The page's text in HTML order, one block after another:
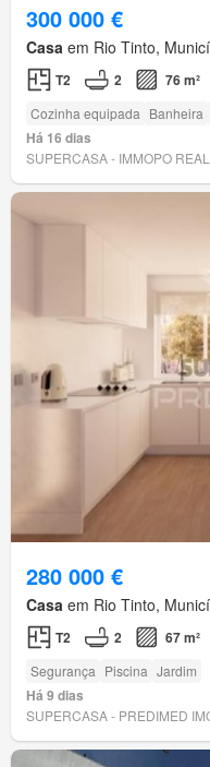
300 000 €
Casa em Rio Tinto,
T2 2 76 m²
Cozinha equipada Banheira
Há 16 dias
SUPERCASA - IMMOPO
280 000 €
Casa em Rio Tinto,
T2 2 67 m²
Segurança Piscina Jardim
Há 9 dias
SUPERCASA - PREDIMED